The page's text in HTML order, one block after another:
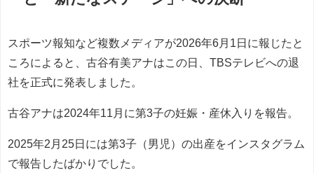
スポーツ報知など複数メディアが2026年6月1日に報じたと
ころによると、古谷有美アナはこの日、TBSテレビへの退
社を正式に発表しました。
古谷アナは2024年11月に第3子の妊娠・産休入りを報告。
2025年2月25日には第3子（男児）の出産をインスタグラム
で報告したばかりでした。